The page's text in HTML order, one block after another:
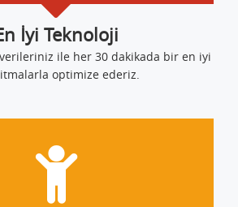
İyi Teknoloji
ile her 30 dakikada bir en iyi
optimize ederiz.